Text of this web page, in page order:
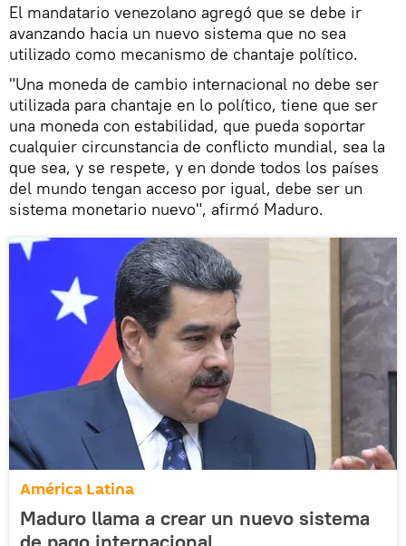
El mandatario venezolano agregó que se debe ir
avanzando hacia un nuevo sistema que no sea
utilizado como mecanismo de chantaje político.
"Una moneda de cambio internacional no debe ser
utilizada para chantaje en lo político, tiene que ser
una moneda con estabilidad, que pueda soportar
cualquier circunstancia de conflicto mundial, sea la
que sea, y se respete, y en donde todos los países
del mundo tengan acceso por igual, debe ser un
sistema monetario nuevo", afirmó Maduro.
América Latina
Maduro llama a crear un nuevo sistema